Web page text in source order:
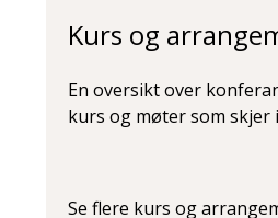
Kurs og
En oversikt over
kurs og møter som skjer
Se flere kurs og